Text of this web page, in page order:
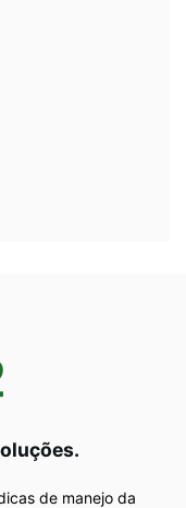
de manejo da